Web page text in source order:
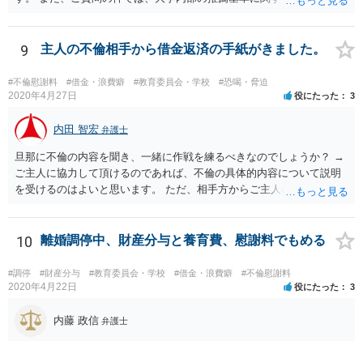
しょう。 資料の開示制度があるかどうかを一度大学側に問い合わせて
みてはどうでしょうか。 個人で入手できるかどうかはこれにかかって
は依頼をして（受任してくれる弁護士がいるかどうかは別ですが）、
弁護士法23条の2に基づく照会をしてもらうという方法もあります。
②少額の慰謝料程度（数十万）であれば認められる可能性はあるかも
しれません。 ですが、推薦がある場合に必ずB社に採用されることが
保証されているのでなければ、給与差額分の賠償までは難しいと思い
ます。 ですので、お金をかけて訴訟をしても得るものが少ない可能性
は高いと思われます。 ただ、この点に関しては弁護士によって見解が
異なるかもしれません。
9 主人の不倫相手から借金返済の手紙がきました。
#不倫慰謝料 #借金・浪費癖 #教育委員会・学校 #恐喝・脅迫
2020年4月27日 役にたった 3
内田 智宏 弁護士
旦那に不倫の内容を聞き、一緒に作戦を練るべきなのでしょうか？ →
ご主人に協力して頂けるのであれば、不倫の具体的内容について説明
を受けるのはよいと思います。 ただ、相手方からご主人に対する貸金
式的には別問題ということにはなりますので、この点はご注意くださ
い。 どんな手を使ってでもとりあえずお金を用立てて振り込みをする
求と、質問者様の相手方に対する不貞慰謝料請求は、形式的には別問
題です。質問者様の請求が認められるからといって相手方の請求が否
ともいえますので、相手方に対し両問題の統一的な解決を持ち掛けて
10 離婚調停中、財産分与と養育費、慰謝料でもめる
#調停 #財産分与 #教育委員会・学校 #借金・浪費癖 #不倫慰謝料
2020年4月22日 役にたった 3
内藤 政信 弁護士